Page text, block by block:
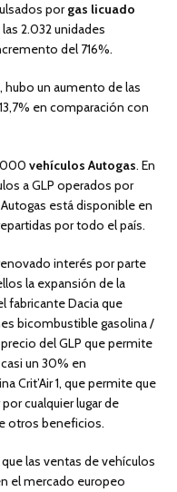
​​porgas licuado
2.032 unidades
del 716%.
hubo un aumento de las
en comparación con
vehículos Autogas. En
a GLP operados por
está disponible en
por todo el país.
interés por parte
la expansión de la
fabricante Dacia que
bicombustible gasolina /
del GLP que permite
un 30% en
Crit’Air 1, que permite que
cualquier lugar de
otros beneficios.
las ventas de vehículos
el mercado europeo